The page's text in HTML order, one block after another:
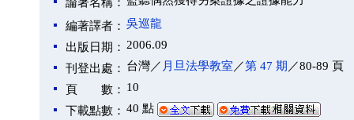
編著譯者： 吳巡龍
出版日期： 2006.09
刊登出處： 台灣／ 月旦法學教室 ／第 47 期 ／80-89 頁
頁 數： 10
下載點數： 40 點